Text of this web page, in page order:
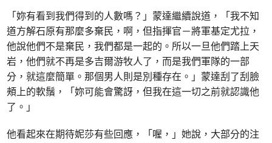
「妳有看到我們得到的人數嗎？」蒙達繼續說道，「我不知
道方解石原有那麼多棄民，啊，但指揮官－將軍基定尤拉，
他說他們不是棄民，我們都是一起的。所以一旦他們踏上天
岩，他們就不再是多吉爾游牧人了，而是我們軍隊的一部
分，就這麼簡單。那個男人則是別種存在。」蒙達刮了刮臉
頰上的軟鬚，「妳可能會驚訝，但我在這一切之前就認識他
了。」
他看起來在期待妮莎有些回應，「喔，」她說，大部分的注